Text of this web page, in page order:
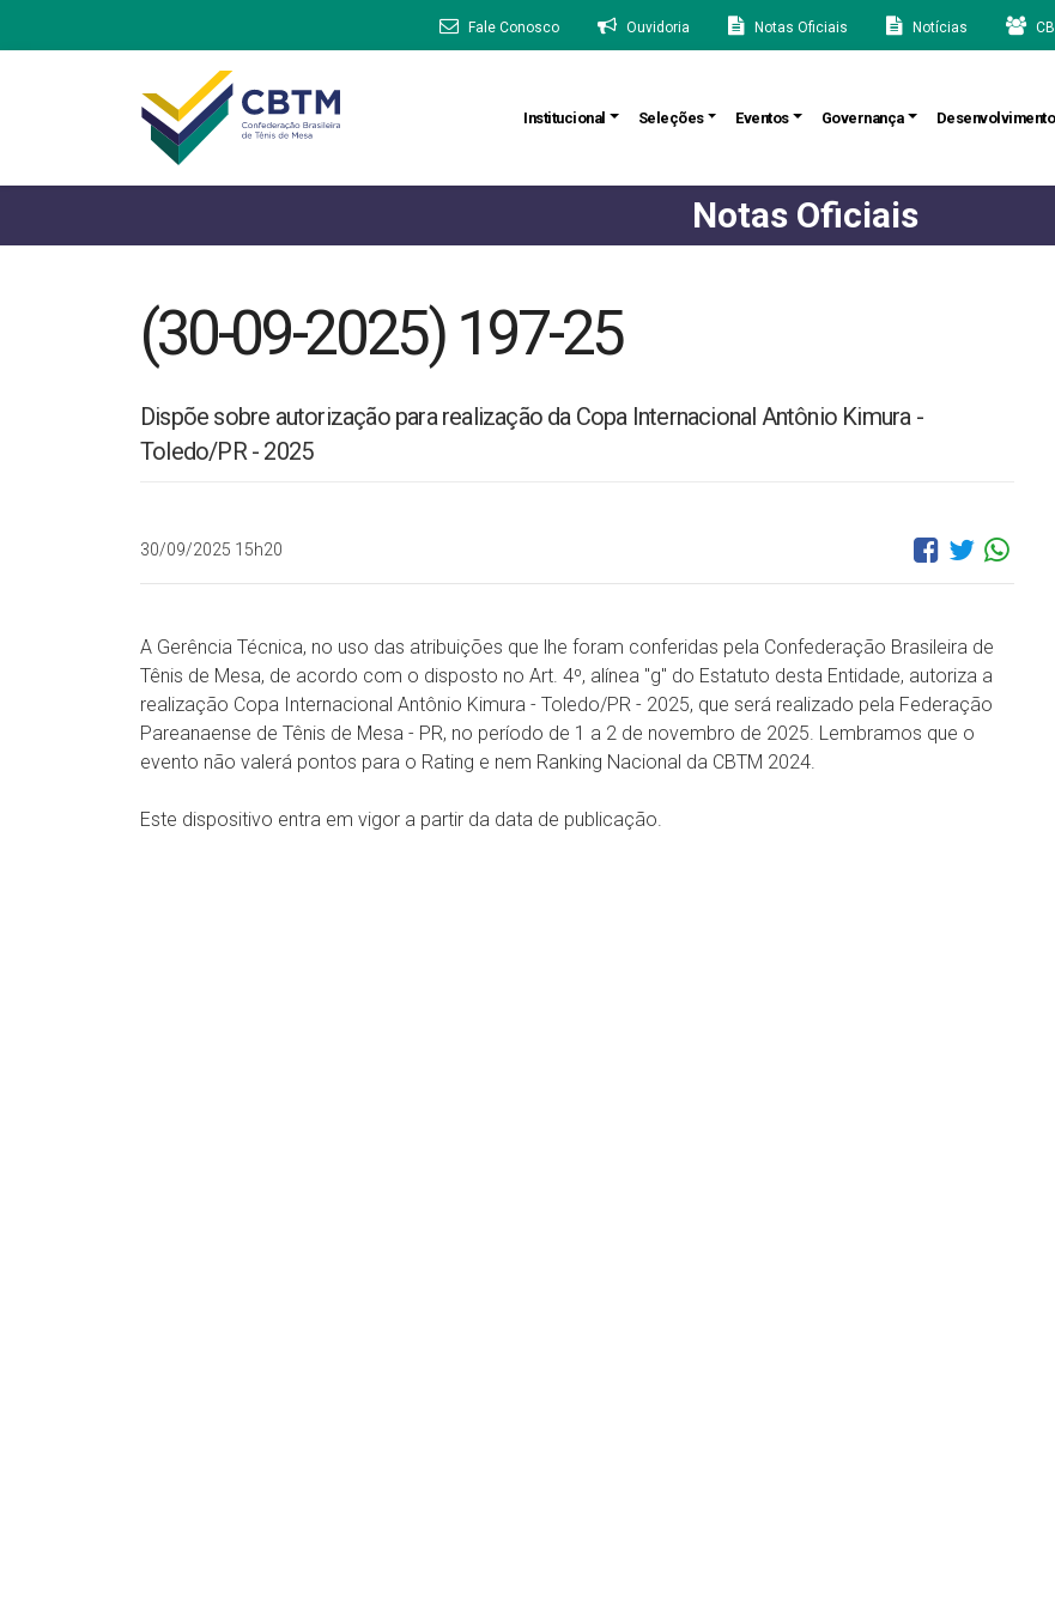
Fale Conosco Ouvidoria Notas Oficiais Notícias
Institucional Seleções Eventos Governança Desenvolvimento
Notas Oficiais
(30-09-2025) 197-25
Dispõe sobre autorização para realização da Copa Internacional Antônio Kimura -
Toledo/PR - 2025
30/09/2025 15h20
A Gerência Técnica, no uso das atribuições que lhe foram conferidas pela Confederação Brasileira de
Tênis de Mesa, de acordo com o disposto no Art. 4º, alínea "g" do Estatuto desta Entidade, autoriza a
realização Copa Internacional Antônio Kimura - Toledo/PR - 2025, que será realizado pela Federação
Pareanaense de Tênis de Mesa - PR, no período de 1 a 2 de novembro de 2025. Lembramos que o
evento não valerá pontos para o Rating e nem Ranking Nacional da CBTM 2024.
Este dispositivo entra em vigor a partir da data de publicação.